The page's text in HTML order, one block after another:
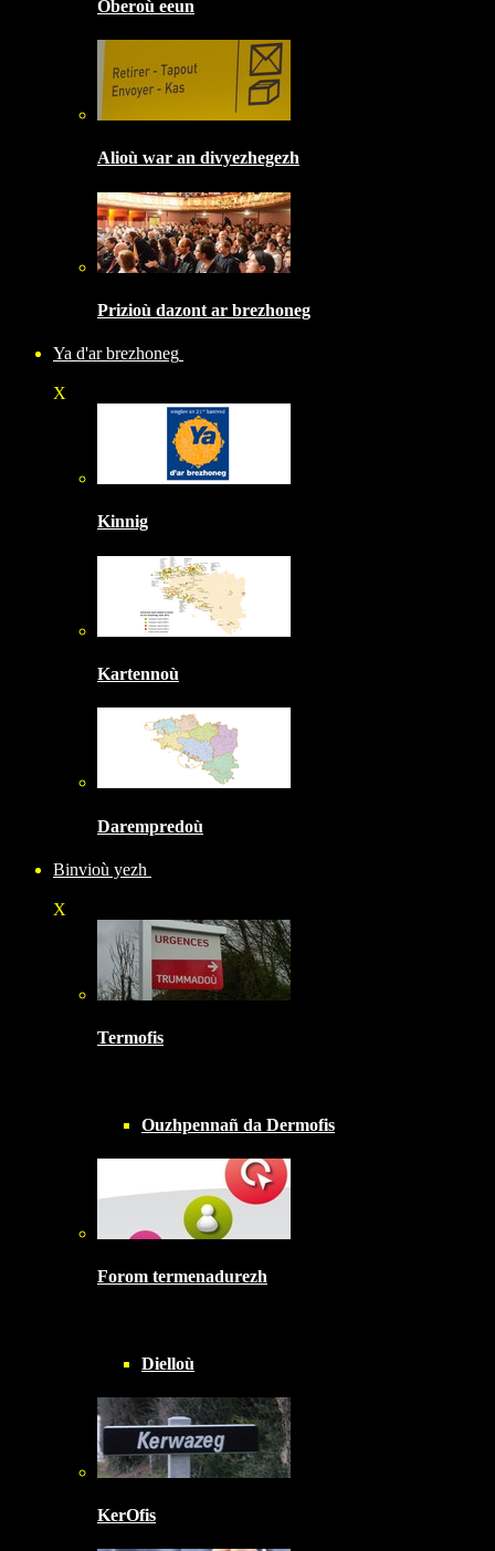
Oberoù eeun
Alioù war an divyezhegezh
Prizioù dazont ar brezhoneg
Ya d'ar brezhoneg
X
Kinnig
Kartennoù
Darempredoù
Binvioù yezh
X
Termofis
Ouzhpennañ da Dermofis
Forom termenadurezh
Dielloù
KerOfis